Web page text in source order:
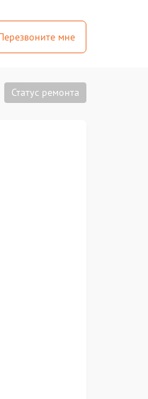
мне
Статус ремонта